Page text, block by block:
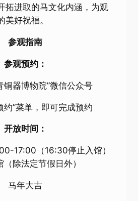
拓进取的马文化内涵，为观
好祝福。
参观指南
参观预约：
铜器博物院”微信公众号
约”菜单，即可完成预约
开放时间：
17:00（16:30停止入馆）
（除法定节假日外）
马年大吉